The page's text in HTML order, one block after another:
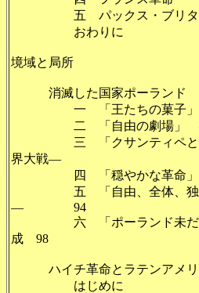
五 パックス・
おわ
境域と局所
消滅した国家ポ
一 「王たちの菓子」 ―
二 「自由の劇場」
三 「クサンティペとの結
界大戦―
四 「穏やかな革命」
五 「自由、全体、独立」
― 94
六 「ポーランド未だ滅び
成 98
ハイチ革命とラテンアメ
はじ